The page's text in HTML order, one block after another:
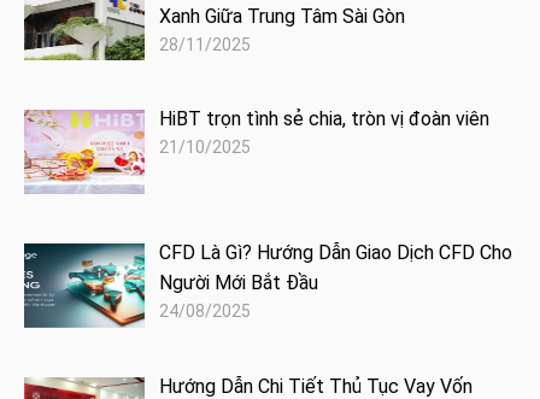
Xanh Giữa Trung Tâm Sài Gòn
28/11/2025
HiBT trọn tình sẻ chia, tròn vị đoàn viên
21/10/2025
CFD Là Gì? Hướng Dẫn Giao Dịch CFD Cho
Người Mới Bắt Đầu
24/08/2025
Hướng Dẫn Chi Tiết Thủ Tục Vay Vốn